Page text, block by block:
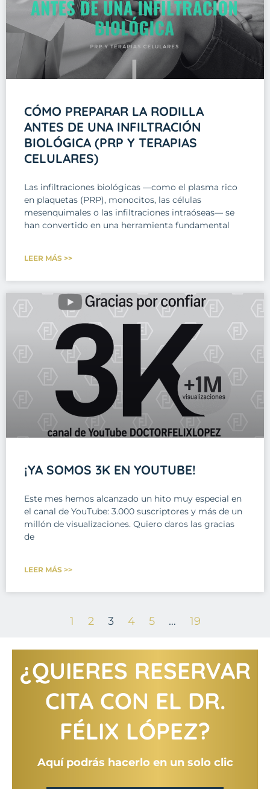
CÓMO PREPARAR LA RODILLA
ANTES DE UNA INFILTRACIÓN
BIOLÓGICA (PRP Y TERAPIAS
CELULARES)
Las infiltraciones biológicas —como el plasma rico
en plaquetas (PRP), monocitos, las células
mesenquimales o las infiltraciones intraóseas— se
han convertido en una herramienta fundamental
LEER MÁS >>
¡YA SOMOS 3K EN YOUTUBE!
Este mes hemos alcanzado un hito muy especial en
el canal de YouTube: 3.000 suscriptores y más de un
millón de visualizaciones. Quiero daros las gracias
de
LEER MÁS >>
1 2 3 4 5 … 19
¿QUIERES RESERVAR
CITA CON EL DR.
FÉLIX LÓPEZ?
Aquí podrás hacerlo en un solo clic